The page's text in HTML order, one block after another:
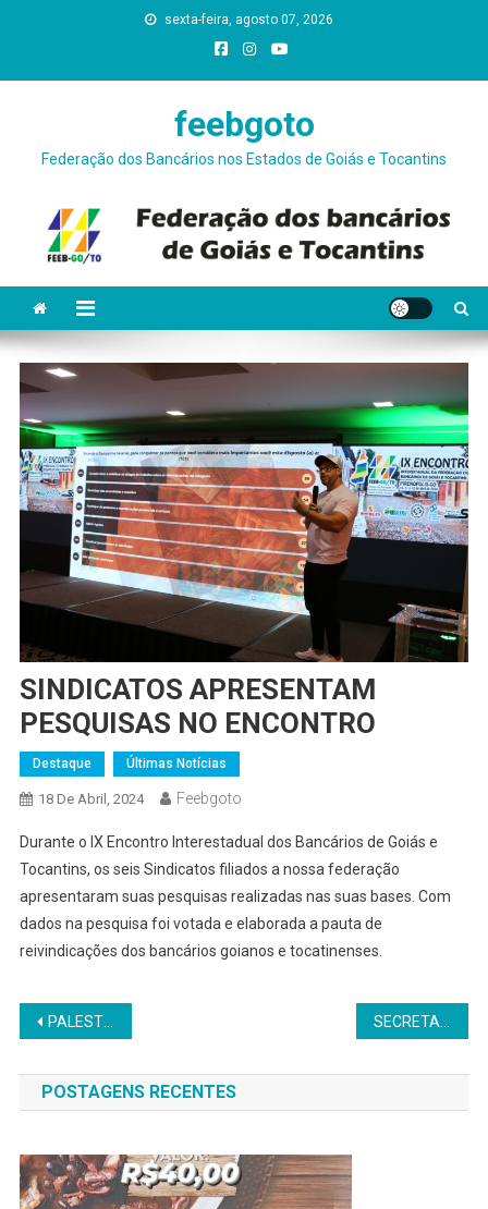
sexta-feira, agosto 07, 2026
feebgoto
Federação dos Bancários nos Estados de Goiás e Tocantins
SINDICATOS APRESENTAM
PESQUISAS NO ENCONTRO
Destaque Últimas Notícias
18 De Abril, 2024 Feebgoto
Durante o IX Encontro Interestadual dos Bancários de Goiás e
Tocantins, os seis Sindicatos filiados a nossa federação
apresentaram suas pesquisas realizadas nas suas bases. Com
dados na pesquisa foi votada e elaborada a pauta de
reivindicações dos bancários goianos e tocatinenses.
Navegação
de
Post
PALESTRA – INTELIGÊNCIA ARTIFICIAL
POSTAGENS RECENTES